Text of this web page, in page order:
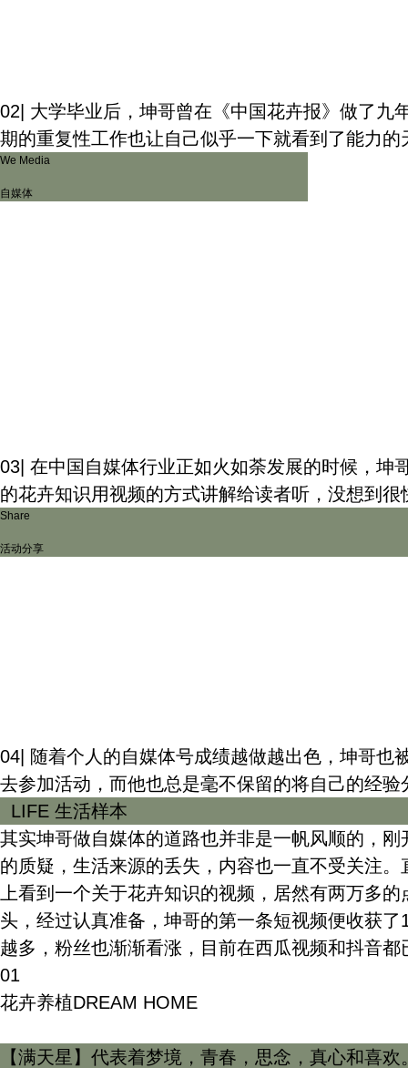
02| 大学毕业后，坤哥曾在《中国花卉报》做了九
期的重复性工作也让自己似乎一下就看到了能力
We Media
自媒体
03| 在中国自媒体行业正如火如荼发展的时候，坤
的花卉知识用视频的方式讲解给读者听，没想到
Share
活动分享
04| 随着个人的自媒体号成绩越做越出色，坤哥也
去参加活动，而他也总是毫不保留的将自己的经验
LIFE 生活样本
其实坤哥做自媒体的道路也并非是一帆风顺的，
的质疑，生活来源的丢失，内容也一直不受关注
上看到一个关于花卉知识的视频，居然有两万多
头，经过认真准备，坤哥的第一条短视频便收获
越多，粉丝也渐渐看涨，目前在西瓜视频和抖音都
01
花卉养植DREAM HOME
【满天星】代表着梦境，青春，思念，真心和喜